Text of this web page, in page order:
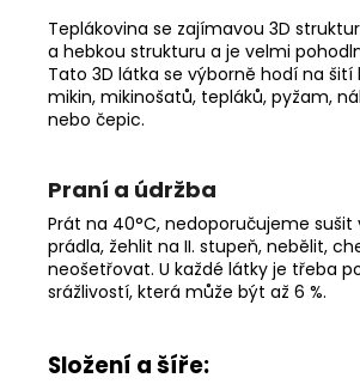
Teplákovina se zajímavou 3D
a hebkou strukturu a je velmi
Tato 3D látka se výborně hodí na šití
mikin, mikinošatů, tepláků, pyžam,
nebo čepic.
Praní a údržba
Prát na 40°C, nedoporučujeme sušit
prádla, žehlit na II. stupeň, nebělit,
neošetřovat. U každé látky je třeba
srážlivostí, která může být až 6 %.
Složení a šíře: